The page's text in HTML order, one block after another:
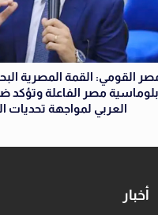
القومي: القمة المصرية
مصر الفاعلة وتؤكد
العربي لمواجهة تحديات
أخبار